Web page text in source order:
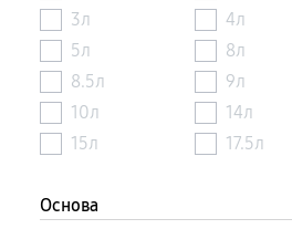
3л
4л
5л
8л
8.5л
9л
10л
14л
15л
17.5л
Основа